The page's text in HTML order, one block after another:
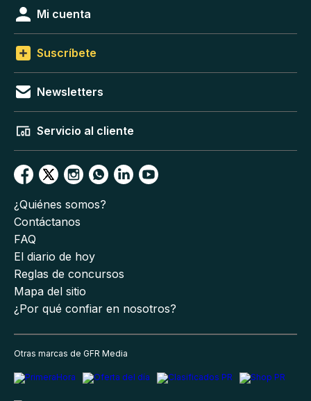
Mi cuenta
Suscríbete
Newsletters
Servicio al cliente
¿Quiénes somos?
Contáctanos
FAQ
El diario de hoy
Reglas de concursos
Mapa del sitio
¿Por qué confiar en nosotros?
Otras marcas de GFR Media